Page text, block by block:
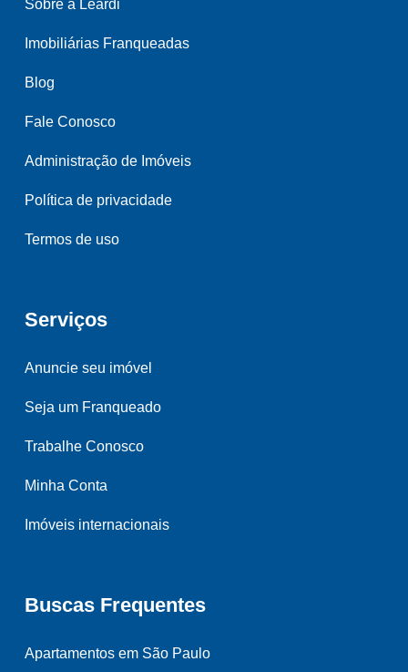
Sobre a Leardi
Imobiliárias Franqueadas
Blog
Fale Conosco
Administração de Imóveis
Política de privacidade
Termos de uso
Serviços
Anuncie seu imóvel
Seja um Franqueado
Trabalhe Conosco
Minha Conta
Imóveis internacionais
Buscas Frequentes
Apartamentos em São Paulo